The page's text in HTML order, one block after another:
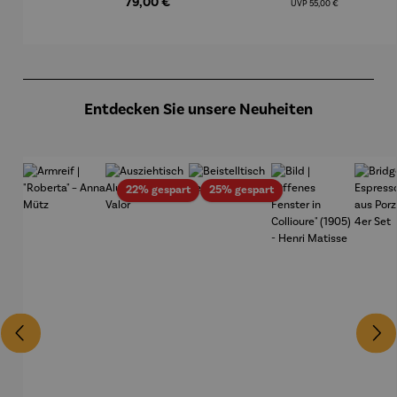
UVP55,00 €
Entdecken Sie unsere Neuheiten
22% gespartRabatt25% gespartRabatt